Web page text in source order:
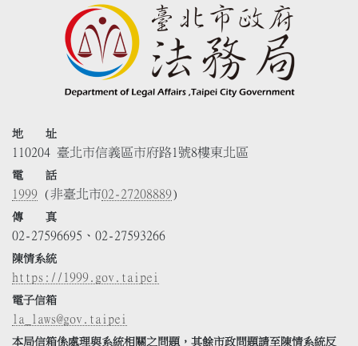
地 址
110204 臺北市信義區市府路1號8樓東北區
電 話
1999 (非臺北市02-27208889)
傳 真
02-27596695、02-27593266
陳情系統
https://1999.gov.taipei
電子信箱
la_laws@gov.taipei
本局信箱係處理與系統相關之問題，其餘市政問題請至陳情系統反